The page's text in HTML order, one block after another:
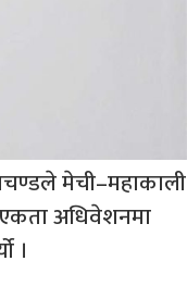
मेची–महाकाली
एकता अधिवेशनमा
।